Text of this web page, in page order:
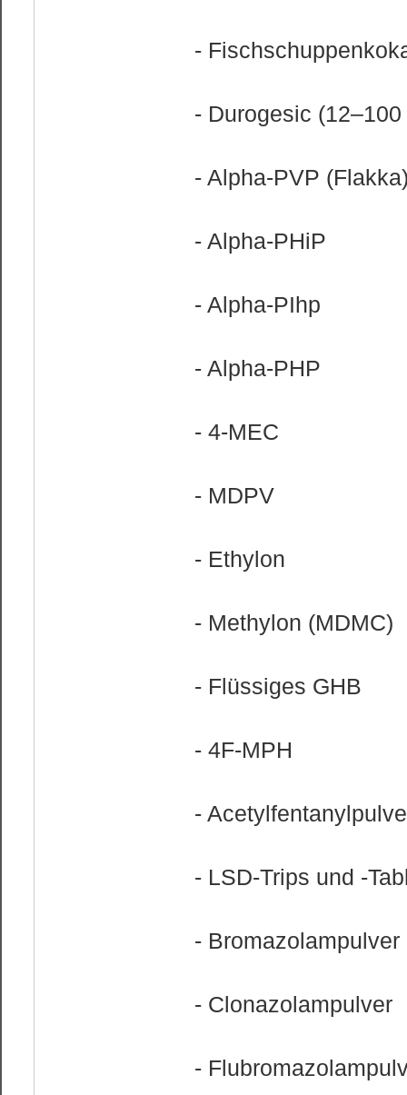
-
- Durogesic (12–100
- Alpha-PVP
- Alpha-PHiP
- Alpha-PIhp
- Alpha-PHP
- 4-MEC
- MDPV
- Ethylon
- Methylon (MDMC)
- Flüssiges GHB
- 4F-MPH
-
- LSD-Trips und -
- Bromazolampulver
- Clonazolampulver
-